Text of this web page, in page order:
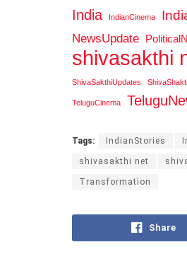
India IndianCinema
NewsUpdate
shivasakthi
ShivaSakthiUpdates
TeluguCinema
Tags: IndianStories
shivasakthi net
Transformation
Share